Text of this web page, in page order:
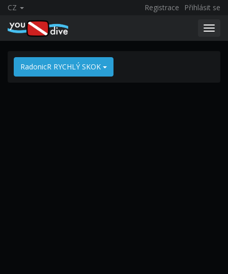
CZ Registrace Přihlásit se
RadonicR RYCHLÝ SKOK